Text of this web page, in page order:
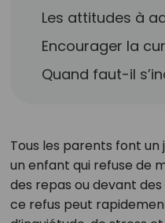
Les attitudes à
Encourager la
Quand faut-il
Tous les parents font
un enfant qui refuse de
des repas ou devant
ce refus peut